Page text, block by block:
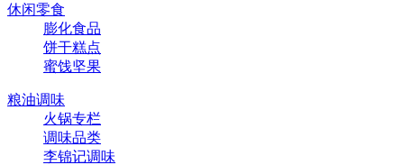
休闲零食
膨化食品
饼干糕点
蜜饯坚果
粮油调味
火锅专栏
调味品类
李锦记调味